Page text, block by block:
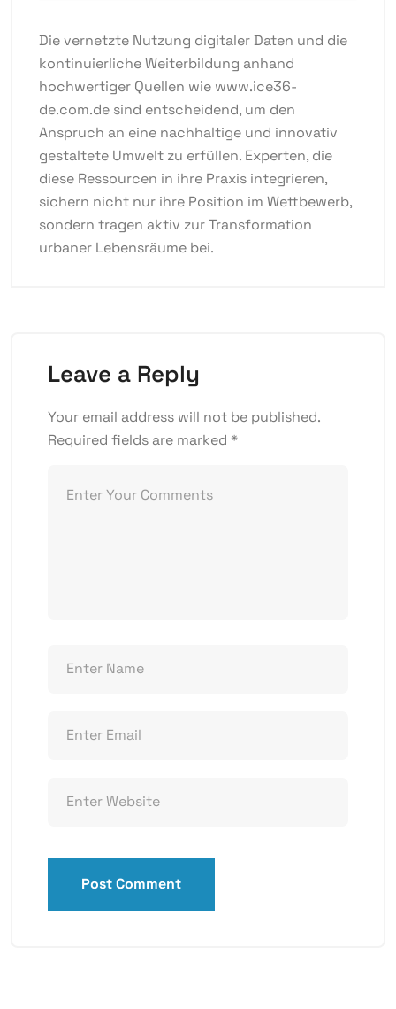
Die vernetzte Nutzung digitaler Daten und die
kontinuierliche Weiterbildung anhand
hochwertiger Quellen wie www.ice36-
de.com.de sind entscheidend, um den
Anspruch an eine nachhaltige und innovativ
gestaltete Umwelt zu erfüllen. Experten, die
diese Ressourcen in ihre Praxis integrieren,
sichern nicht nur ihre Position im Wettbewerb,
sondern tragen aktiv zur Transformation
urbaner Lebensräume bei.
Leave a Reply
Your email address will not be published.
Required fields are marked *
Post Comment